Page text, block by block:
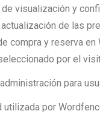
visualización y
de las
compra y reserva en
por el
para
utilizada por